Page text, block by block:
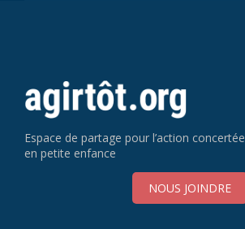
Espace de partage pour l’action concertée
en petite enfance
NOUS JOINDRE